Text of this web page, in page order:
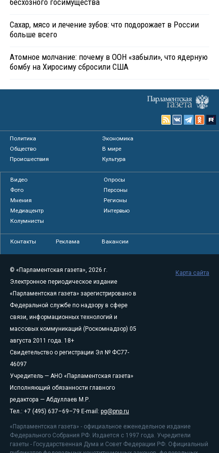
Сахар, мясо и лечение зубов: что подорожает в России
больше всего
Атомное молчание: почему в ООН «забыли», что ядерную
бомбу на Хиросиму сбросили США
Политика
Экономика
Общество
В мире
Происшествия
Культура
Видео
Опросы
Фото
Персоны
Мнения
Регионы
Медиацентр
Интервью
Колумнисты
Контакты Реклама Вакансии
© «Парламентская газета», 2026 г.
Электронное периодическое издание
«Парламентская газета» зарегистрировано в
Федеральной службе по надзору в сфере
связи, информационных технологий и
массовых коммуникаций (Роскомнадзор) 05
августа 2011 года. 18+
Свидетельство о регистрации Эл № ФС77-
46097
Учредитель — АНО «Парламентская газета»
Исполняющий обязанности главного
редактора — Абдуллаев М.Р.
Тел.: +7 (495) 637–69–79 E-mail: pg@pnp.ru
«Парламентская газета» - официальное еженедельное издание
Федерального Собрания РФ. Издается с 1997 года. Учредители
газеты - Государственная Дума и Совет Федерации РФ. Официальный
Карта сайта